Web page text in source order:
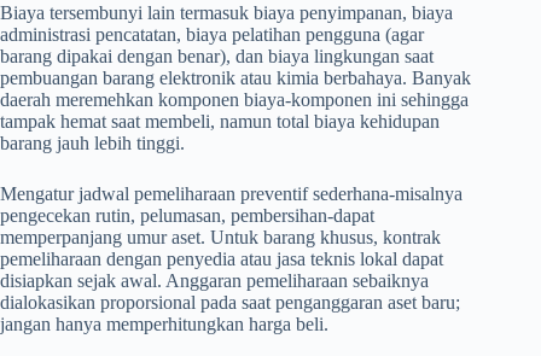
Biaya tersembunyi lain termasuk biaya penyimpanan, biaya
administrasi pencatatan, biaya pelatihan pengguna (agar
barang dipakai dengan benar), dan biaya lingkungan saat
pembuangan barang elektronik atau kimia berbahaya. Banyak
daerah meremehkan komponen biaya-komponen ini sehingga
tampak hemat saat membeli, namun total biaya kehidupan
barang jauh lebih tinggi.
Mengatur jadwal pemeliharaan preventif sederhana-misalnya
pengecekan rutin, pelumasan, pembersihan-dapat
memperpanjang umur aset. Untuk barang khusus, kontrak
pemeliharaan dengan penyedia atau jasa teknis lokal dapat
disiapkan sejak awal. Anggaran pemeliharaan sebaiknya
dialokasikan proporsional pada saat penganggaran aset baru;
jangan hanya memperhitungkan harga beli.